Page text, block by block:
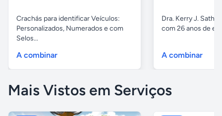
Crachás para identificar Veículos:
Personalizados, Numerados e com
Selos...
A combinar
Dra. Kerry J.
com 26 anos de
A combinar
Mais Vistos em Serviços